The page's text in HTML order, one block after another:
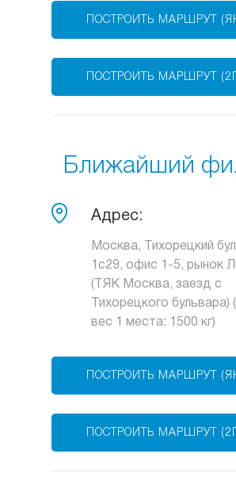
ПОСТРОИТЬ МАРШРУТ
ПОСТРОИТЬ МАРШРУТ
Ближайший
Адрес:
Москва, Тихорецкий
1с29, офис 1-5, рынок
(ТЯК Москва, заезд с
Тихорецкого бульвара)
вес 1 места: 1500 кг)
ПОСТРОИТЬ МАРШРУТ
ПОСТРОИТЬ МАРШРУТ